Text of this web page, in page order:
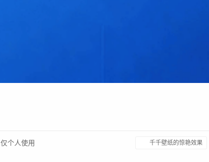
仅个人使用 千千壁纸的惊艳效果